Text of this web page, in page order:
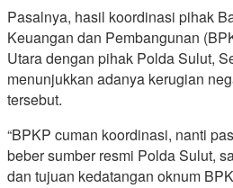
Pasalnya, hasil koordinasi pihak
Keuangan dan Pembangunan
Utara dengan pihak Polda Sulut,
menunjukkan adanya kerugian
tersebut.
“BPKP cuman koordinasi, nanti
beber sumber resmi Polda Sulut,
dan tujuan kedatangan oknum